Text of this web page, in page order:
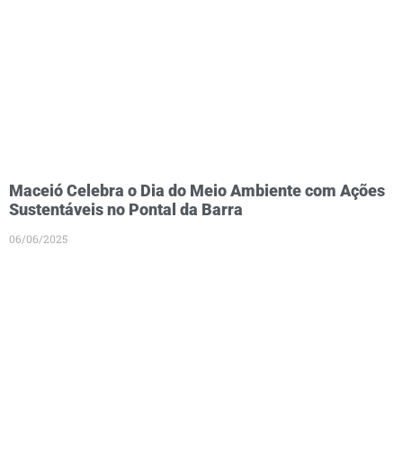
Maceió Celebra o Dia do Meio Ambiente com Ações
Sustentáveis no Pontal da Barra
06/06/2025